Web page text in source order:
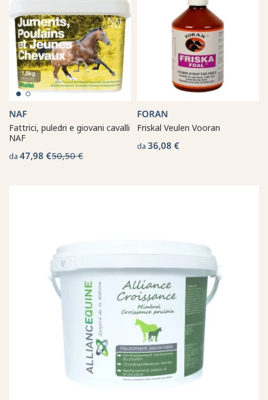
NAF
Fattrici, puledri e giovani cavalli
NAF
da 47,98 €50,50 €
FORAN
Friskal Veulen Vooran
da 36,08 €